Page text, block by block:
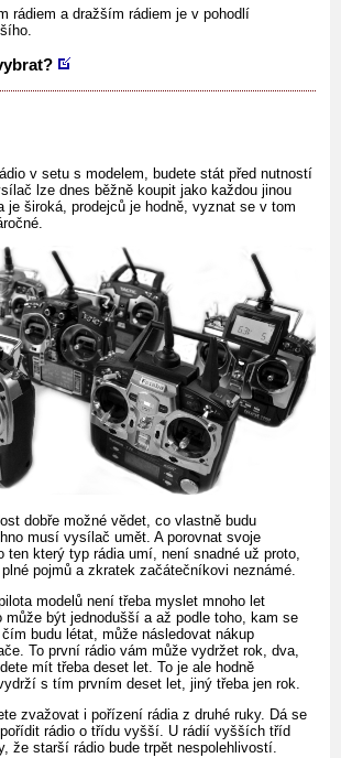
rádiem a dražším rádiem je v pohodlí
v setu s modelem, budete stát před nutností
lze dnes běžně koupit jako každou jinou
je široká, prodejců je hodně, vyznat se v tom
dobře možné vědet, co vlastně budu
musí vysílač umět. A porovnat svoje
ten který typ rádia umí, není snadné už proto,
pojmů a zkratek začátečníkovi neznámé.
modelů není třeba myslet mnoho let
může být jednodušší a až podle toho, kam se
budu létat, může následovat nákup
To první rádio vám může vydržet rok, dva,
mít třeba deset let. To je ale hodně
s tím prvním deset let, jiný třeba jen rok.
zvažovat i pořízení rádia z druhé ruky. Dá se
rádio o třídu vyšší. U rádií vyšších tříd
že starší rádio bude trpět nespolehlivostí.